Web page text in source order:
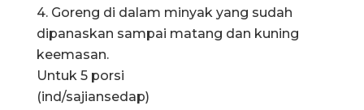
4. Goreng di dalam minyak yang sudah
dipanaskan sampai matang dan kuning
keemasan.
Untuk 5 porsi
(ind/sajiansedap)